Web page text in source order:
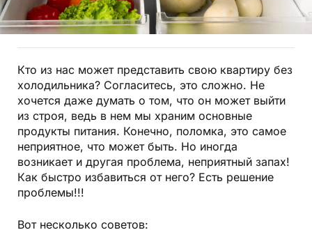
Кто из нас может представить свою квартиру без
холодильника? Согласитесь, это сложно. Не
хочется даже думать о том, что он может выйти
из строя, ведь в нем мы храним основные
продукты питания. Конечно, поломка, это самое
неприятное, что может быть. Но иногда
возникает и другая проблема, неприятный запах!
Как быстро избавиться от него? Есть решение
проблемы!!!
Вот несколько советов: